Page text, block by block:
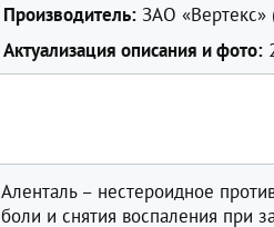
Производитель: ЗАО «Вертекс»
Актуализация описания и фото:
Аленталь – нестероидное
боли и снятия воспаления при